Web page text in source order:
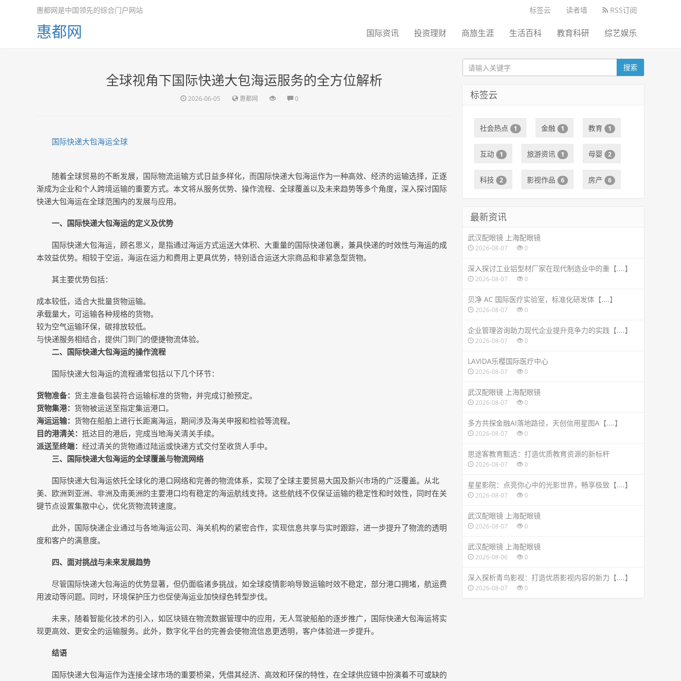
标签云 读者墙 RSS订阅
惠都网是中国领先的综合门户网站
惠都网 国际资讯 投资理财 商旅生涯 生活百科 教育科研 综艺娱乐
全球视角下国际快递大包海运服务的全方位解析
2026-06-05 惠都网 0
国际快递大包海运全球
随着全球贸易的不断发展，国际物流运输方式日益多样化，而国际快递大包海运作为一种高效、经济的运输选择，正逐
渐成为企业和个人跨境运输的重要方式。本文将从服务优势、操作流程、全球覆盖以及未来趋势等多个角度，深入探讨国际
快递大包海运在全球范围内的发展与应用。
一、国际快递大包海运的定义及优势
国际快递大包海运，顾名思义，是指通过海运方式运送大体积、大重量的国际快递包裹，兼具快递的时效性与海运的成
本效益优势。相较于空运，海运在运力和费用上更具优势，特别适合运送大宗商品和非紧急型货物。
其主要优势包括：
成本较低，适合大批量货物运输。
承载量大，可运输各种规格的货物。
较为空气运输环保，碳排放较低。
与快递服务相结合，提供门到门的便捷物流体验。
二、国际快递大包海运的操作流程
国际快递大包海运的流程通常包括以下几个环节：
货物准备： 货主准备包装符合运输标准的货物，并完成订舱预定。
货物集港： 货物被运送至指定集运港口。
海运运输： 货物在船舶上进行长距离海运，期间涉及海关申报和检验等流程。
目的港清关： 抵达目的港后，完成当地海关清关手续。
派送至终端： 经过清关的货物通过陆运或快递方式交付至收货人手中。
三、国际快递大包海运的全球覆盖与物流网络
国际快递大包海运依托全球化的港口网络和完善的物流体系，实现了全球主要贸易大国及新兴市场的广泛覆盖。从北
美、欧洲到亚洲、非洲及南美洲的主要港口均有稳定的海运航线支持。这些航线不仅保证运输的稳定性和时效性，同时在关
键节点设置集散中心，优化货物流转速度。
此外，国际快递企业通过与各地海运公司、海关机构的紧密合作，实现信息共享与实时跟踪，进一步提升了物流的透明
度和客户的满意度。
四、面对挑战与未来发展趋势
尽管国际快递大包海运的优势显著，但仍面临诸多挑战，如全球疫情影响导致运输时效不稳定，部分港口拥堵，航运费
用波动等问题。同时，环境保护压力也促使海运业加快绿色转型步伐。
未来，随着智能化技术的引入，如区块链在物流数据管理中的应用，无人驾驶船舶的逐步推广，国际快递大包海运将实
现更高效、更安全的运输服务。此外，数字化平台的完善会使物流信息更透明，客户体验进一步提升。
结语
国际快递大包海运作为连接全球市场的重要桥梁，凭借其经济、高效和环保的特性，在全球供应链中扮演着不可或缺的
搜索
标签云
社会热点 1 金融 1 教育 1
互动 1 旅游资讯 1 母婴 2
科技 2 影视作品 6 房产 6
最新资讯
武汉配眼镜 上海配眼镜
2026-08-07 0
深入探讨工业铝型材厂家在现代制造业中的重【....】
2026-08-07 0
贝净 AC 国际医疗实验室，标准化研发体【....】
2026-08-07 0
企业管理咨询助力现代企业提升竞争力的实践【....】
2026-08-07 0
LAVIDA乐樱国际医疗中心
2026-08-07 0
武汉配眼镜 上海配眼镜
2026-08-07 0
多方共探金融AI落地路径，天创信用星图A【....】
2026-08-07 0
思途客教育甄选：打造优质教育资源的新标杆
2026-08-07 0
星星影院：点亮你心中的光影世界，畅享极致【....】
2026-08-07 0
武汉配眼镜 上海配眼镜
2026-08-07 0
武汉配眼镜 上海配眼镜
2026-08-06 0
深入探析青鸟影视：打造优质影视内容的新力【....】
2026-08-07 0